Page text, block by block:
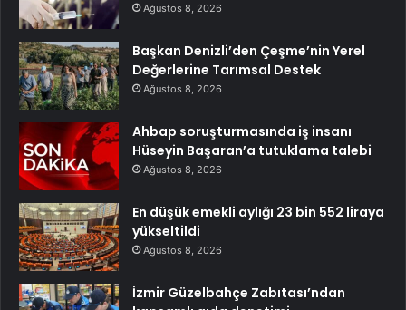
Ağustos 8, 2026
Başkan Denizli’den Çeşme’nin Yerel
Değerlerine Tarımsal Destek
Ağustos 8, 2026
Ahbap soruşturmasında iş insanı
Hüseyin Başaran’a tutuklama talebi
Ağustos 8, 2026
En düşük emekli aylığı 23 bin 552 liraya
yükseltildi
Ağustos 8, 2026
İzmir Güzelbahçe Zabıtası’ndan